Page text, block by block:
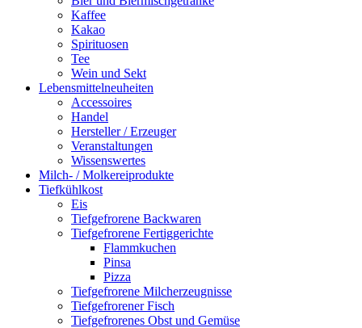
Kaffee
Kakao
Spirituosen
Tee
Wein und Sekt
Lebensmittelneuheiten
Accessoires
Handel
Hersteller / Erzeuger
Veranstaltungen
Wissenswertes
Milch- / Molkereiprodukte
Tiefkühlkost
Eis
Tiefgefrorene Backwaren
Tiefgefrorene Fertiggerichte
Flammkuchen
Pinsa
Pizza
Tiefgefrorene Milcherzeugnisse
Tiefgefrorener Fisch
Tiefgefrorenes Obst und Gemüse